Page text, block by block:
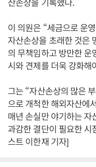
이 의원은 “세금으로 운
자산손상을 초래한 것은
의 무책임하고 방만한
시와 견제를 더욱 강화해
그는 “자산손상의 많은
으로 개척한 해외자산에
매년 손실만 야기하는 자
과감한 결단이 필요한
스트 이한재 기자]